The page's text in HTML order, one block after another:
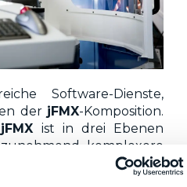
Software-Dienste,
der jFMX-Komposition.
jFMX ist in drei Ebenen
komplexere
zu verwalten. Auf
eine Verbindung mit